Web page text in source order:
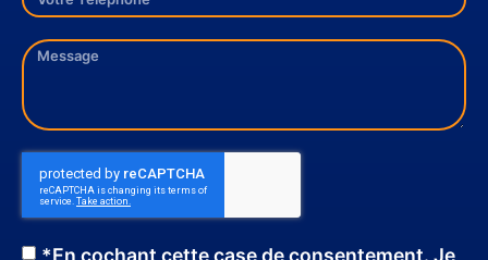
*En cochant cette case de consentement. Je